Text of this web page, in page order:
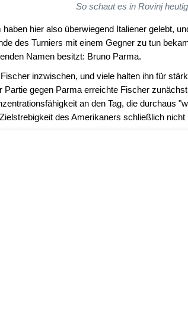
So schaut es in Rovinj
hier also überwiegend Italiener gelebt,
des Turniers mit einem Gegner zu tun
Namen besitzt: Bruno Parma.
inzwischen, und viele halten ihn für
Partie gegen Parma erreichte Fischer
an den Tag, die durchaus
des Amerikaners schließlich nicht